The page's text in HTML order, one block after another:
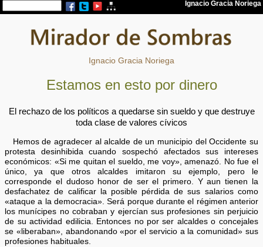
Ignacio Gracia Noriega
Estamos en esto por dinero
El rechazo de los políticos a quedarse sin sueldo y que destruye
toda clase de valores cívicos
Hemos de agradecer al alcalde de un municipio del Occidente su
protesta desinhibida cuando sospechó afectados sus intereses
económicos: «Si me quitan el sueldo, me voy», amenazó. No fue el
único, ya que otros alcaldes imitaron su ejemplo, pero le
corresponde el dudoso honor de ser el primero. Y aun tienen la
desfachatez de calificar la posible pérdida de sus salarios como
«ataque a la democracia». Será porque durante el régimen anterior
los munícipes no cobraban y ejercían sus profesiones sin perjuicio
de su actividad edilicia. Entonces no por ser alcaldes o concejales
se «liberaban», abandonando «por el servicio a la comunidad» sus
profesiones habituales.